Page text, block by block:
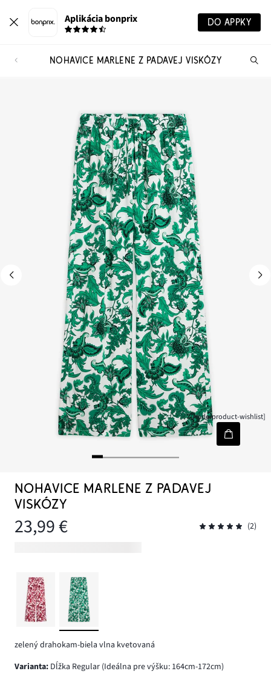
Aplikácia bonprix DO APPKY
NOHAVICE MARLENE Z PADAVEJ VISKÓZY
[node-product-wishlist]
NOHAVICE MARLENE Z PADAVEJ
VISKÓZY
23,99 € (2)
zelený drahokam-biela vlna kvetovaná
varianta: Dĺžka Regular (Ideálna pre výšku: 164cm-172cm)